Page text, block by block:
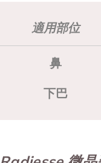
適用部位
鼻
下巴